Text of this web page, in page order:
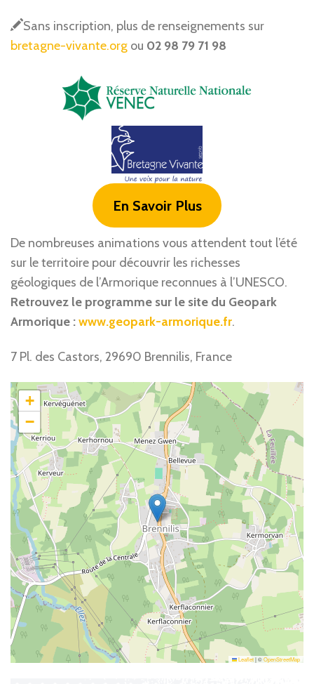
Sans inscription, plus de renseignements sur
bretagne-vivante.org ou 02 98 79 71 98
En Savoir Plus
De nombreuses animations vous attendent tout l’été
sur le territoire pour découvrir les richesses
géologiques de l’Armorique reconnues à l’UNESCO.
Retrouvez le programme sur le site du Geopark
Armorique :www.geopark-armorique.fr.
7 Pl. des Castors, 29690 Brennilis, France
+
−
Leaflet|©OpenStreetMap